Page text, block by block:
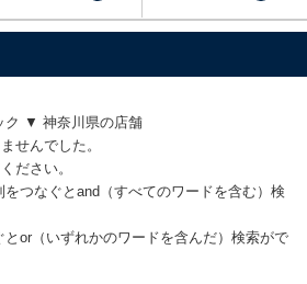
ク ▼ 神奈川県の店舗
せんでした。
ださい。
をつなぐとand（すべてのワードを含む）検
とor（いずれかのワードを含んだ）検索がで